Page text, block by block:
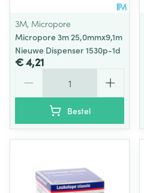
3M, Micropore
Micropore 3m 25,0mmx9,1m
Nieuwe Dispenser 1530p-1d
€ 4,21
Bestel